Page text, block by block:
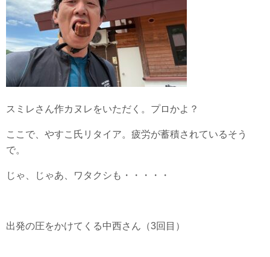
スミレさん作カヌレをいただく。プロかよ？
ここで、やすこ氏リタイア。疲労が蓄積されているそう
で。
じゃ、じゃあ、ワタクシも・・・・・
出発の圧をかけてくる中西さん（3回目）